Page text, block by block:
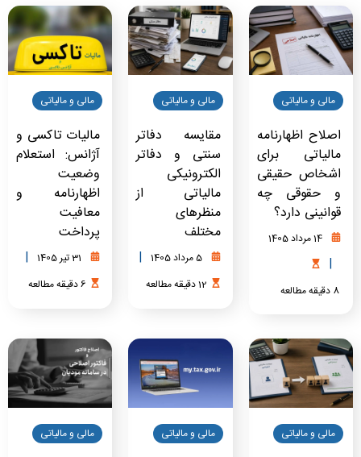
مالی و مالیاتی
اصلاح اظهارنامه
مالیاتی برای
اشخاص حقیقی
و حقوقی چه
قوانینی دارد؟
14 مرداد 1405
|
8 دقیقهمطالعه
مالی و مالیاتی
مقایسه دفاتر
سنتی و دفاتر
الکترونیکی
مالیاتی از
منظرهای
مختلف
5 مرداد 1405 |
12دقیقهمطالعه
مالی و مالیاتی
مالیات تاکسی و
آژانس: استعلام
وضعیت
اظهارنامه و
معافیت
پرداخت
31 تیر 1405 |
6دقیقهمطالعه
مالی و مالیاتی مالی و مالیاتی مالی و مالیاتی